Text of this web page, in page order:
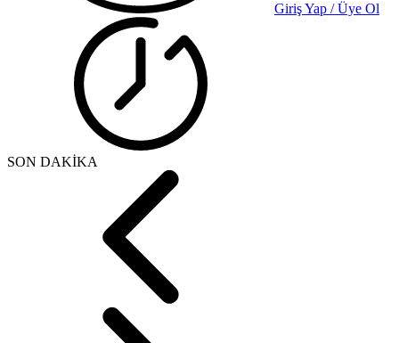
Giriş Yap / Üye Ol
SON DAKİKA